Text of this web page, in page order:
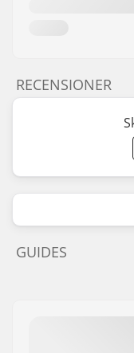
RECENSIONER
GUIDES